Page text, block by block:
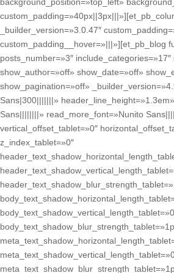
_builder_version=»3.0.47″
custom_padding__hover=»|||»][et_pb_blog
posts_number=»3″
show_author=»off» show_date=»off»
show_pagination=»off»
Sans|300|||||||»
Sans||||||||» read_more_font=»Nunito
vertical_offset_tablet=»0″
z_index_tablet=»0″